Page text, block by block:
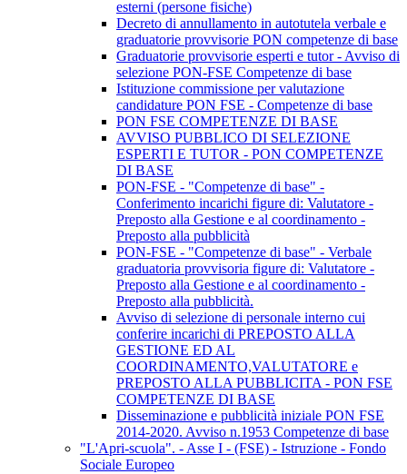
esterni (persone fisiche)
Decreto di annullamento in autotutela verbale e
graduatorie provvisorie PON competenze di base
Graduatorie provvisorie esperti e tutor - Avviso di
selezione PON-FSE Competenze di base
Istituzione commissione per valutazione
candidature PON FSE - Competenze di base
PON FSE COMPETENZE DI BASE
AVVISO PUBBLICO DI SELEZIONE
ESPERTI E TUTOR - PON COMPETENZE
DI BASE
PON-FSE - "Competenze di base" -
Conferimento incarichi figure di: Valutatore -
Preposto alla Gestione e al coordinamento -
Preposto alla pubblicità
PON-FSE - "Competenze di base" - Verbale
graduatoria provvisoria figure di: Valutatore -
Preposto alla Gestione e al coordinamento -
Preposto alla pubblicità.
Avviso di selezione di personale interno cui
conferire incarichi di PREPOSTO ALLA
GESTIONE ED AL
COORDINAMENTO,VALUTATORE e
PREPOSTO ALLA PUBBLICITA - PON FSE
COMPETENZE DI BASE
Disseminazione e pubblicità iniziale PON FSE
2014-2020. Avviso n.1953 Competenze di base
"L'Apri-scuola". - Asse I - (FSE) - Istruzione - Fondo
Sociale Europeo